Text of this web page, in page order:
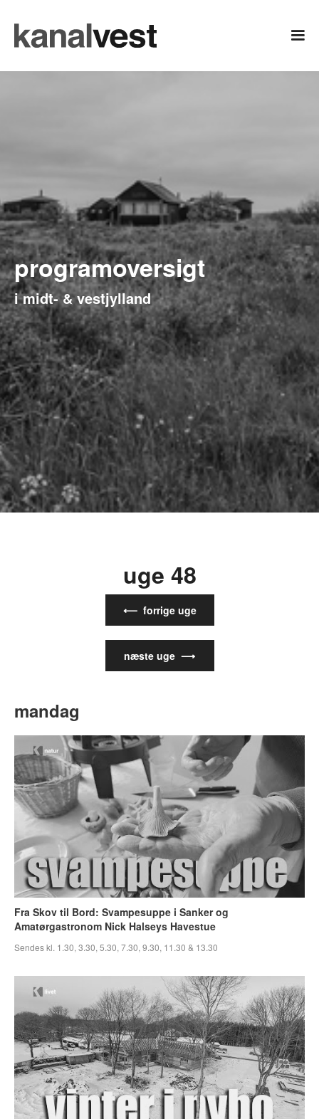
programoversigt
i midt- & vestjylland
uge 48
⟵ forrige uge
næste uge ⟶
mandag
Fra Skov til Bord: Svampesuppe i Sanker og
Amatørgastronom Nick Halseys Havestue
Sendes kl. 1.30, 3.30, 5.30, 7.30, 9.30, 11.30 & 13.30